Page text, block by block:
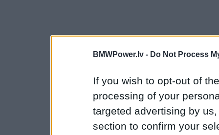
BMWPower.lv - Do Not Process
If you wish to opt-out of
processing of your
targeted advertising by
section to confirm your